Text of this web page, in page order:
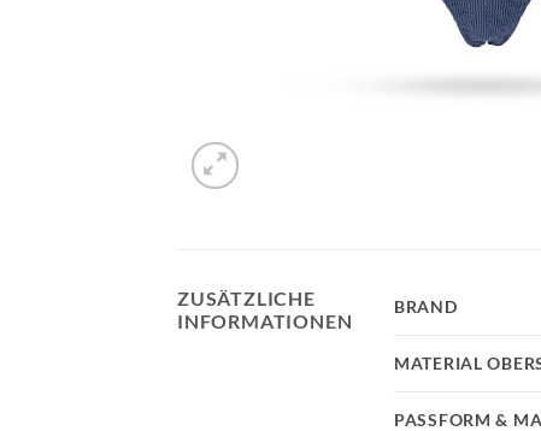
ZUSÄTZLICHE
INFORMATIONEN
BRAND
MATERIAL
PASSFORM &